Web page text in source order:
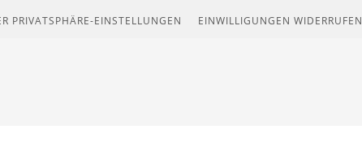
PRIVATSPHÄRE-EINSTELLUNGEN EINWILLIGUNGEN WIDERRUFEN